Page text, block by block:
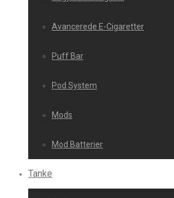
Avancerede E-Cigaretter
Puff Bar
Pod System
Mods
Mod Batterier
Tanke